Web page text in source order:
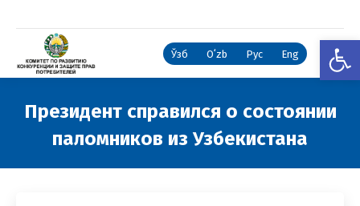
Ўзб Oʻzb Рус Eng
Президент справился о состоянии
паломников из Узбекистана